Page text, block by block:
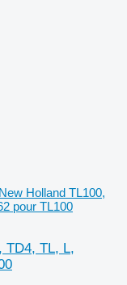
Holland TL100,
pour TL100
TD4, TL, L,